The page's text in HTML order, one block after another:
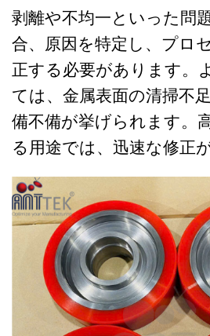
剥離や不均一といった問
合、原因を特定し、プロ
正する必要があります。
ては、金属表面の清掃不
備不備が挙げられます。
る用途では、迅速な修正